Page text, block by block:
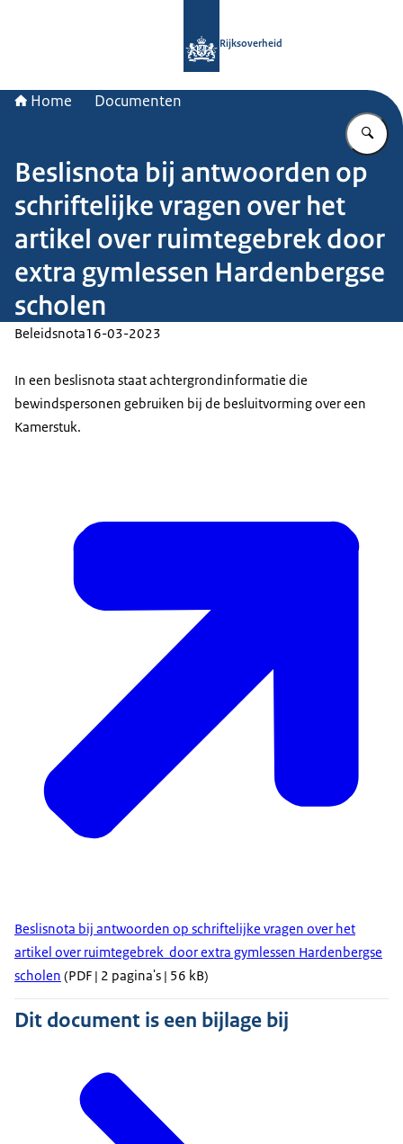
Rijksoverheid
Home Documenten
Beslisnota bij antwoorden op
schriftelijke vragen over het
artikel over ruimtegebrek door
extra gymlessen Hardenbergse
scholen
Beleidsnota16-03-2023
In een beslisnota staat achtergrondinformatie die
bewindspersonen gebruiken bij de besluitvorming over een
Kamerstuk.
Beslisnota bij antwoorden op schriftelijke vragen over het
artikel over ruimtegebrek door extra gymlessen Hardenbergse
scholen (PDF | 2 pagina's | 56 kB)
Dit document is een bijlage bij